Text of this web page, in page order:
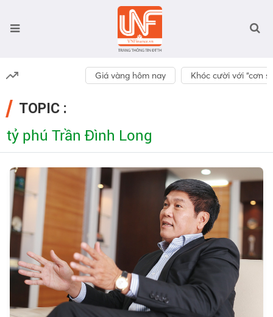
Giá vàng hôm nay Khóc cười với “cơn
TOPIC :
tỷ phú Trần Đình Long